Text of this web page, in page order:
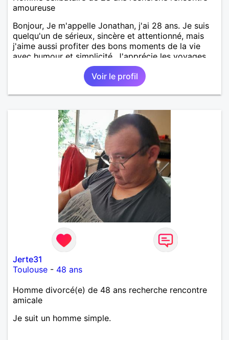
amoureuse
Bonjour, Je m'appelle Jonathan, j'ai 28 ans. Je suis
quelqu'un de sérieux, sincère et attentionné, mais
j'aime aussi profiter des bons moments de la vie
avec humour et simplicité. J'apprécie les voyages,
les découvertes, les jeux vidéo et les moments de
détente. Je suis à la recherche d'une personne
authentique avec qui partager de belles
expériences, construire une relation sérieuse basée
apprécies les conversations sincères, les fous rires
et les personnes qui savent ce qu'elles veulent,
n'hésite pas à venir discuter. Au plaisir de faire
connaissance !
Voir le profil
Jerte31
Toulouse - 48 ans
Homme divorcé(e) de 48 ans recherche rencontre
amicale
Je suit un homme simple.